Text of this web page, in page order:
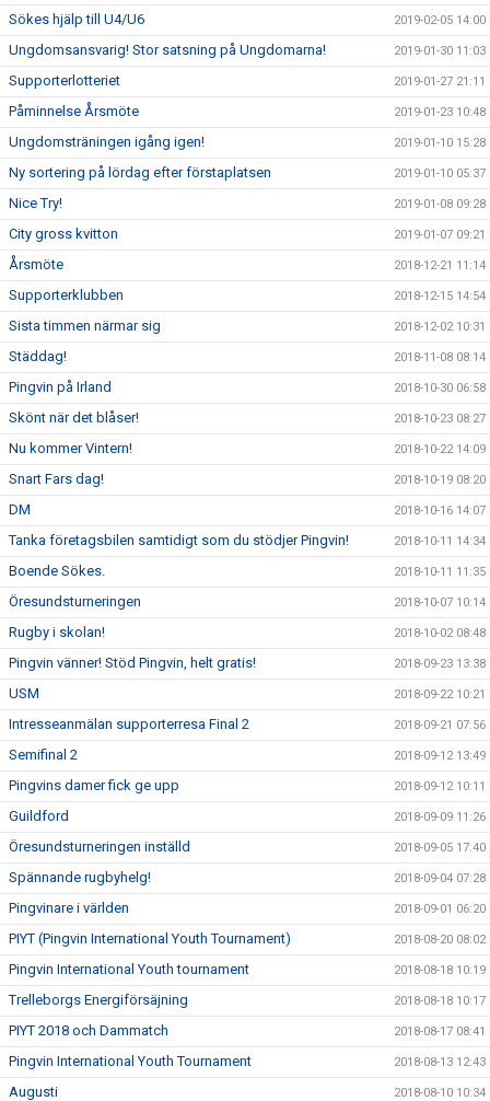
Sökes hjälp till U4/U6 2019-02-05 14:00
Ungdomsansvarig! Stor satsning på Ungdomarna! 2019-01-30 11:03
Supporterlotteriet 2019-01-27 21:11
Påminnelse Årsmöte 2019-01-23 10:48
Ungdomsträningen igång igen! 2019-01-10 15:28
Ny sortering på lördag efter förstaplatsen 2019-01-10 05:37
Nice Try! 2019-01-08 09:28
City gross kvitton 2019-01-07 09:21
Årsmöte 2018-12-21 11:14
Supporterklubben 2018-12-15 14:54
Sista timmen närmar sig 2018-12-02 10:31
Städdag! 2018-11-08 08:14
Pingvin på Irland 2018-10-30 06:58
Skönt när det blåser! 2018-10-23 08:27
Nu kommer Vintern! 2018-10-22 14:09
Snart Fars dag! 2018-10-19 08:20
DM 2018-10-16 14:07
Tanka företagsbilen samtidigt som du stödjer Pingvin! 2018-10-11 14:34
Boende Sökes. 2018-10-11 11:35
Öresundsturneringen 2018-10-07 10:14
Rugby i skolan! 2018-10-02 08:48
Pingvin vänner! Stöd Pingvin, helt gratis! 2018-09-23 13:38
USM 2018-09-22 10:21
Intresseanmälan supporterresa Final 2 2018-09-21 07:56
Semifinal 2 2018-09-12 13:49
Pingvins damer fick ge upp 2018-09-12 10:11
Guildford 2018-09-09 11:26
Öresundsturneringen inställd 2018-09-05 17:40
Spännande rugbyhelg! 2018-09-04 07:28
Pingvinare i världen 2018-09-01 06:20
PIYT (Pingvin International Youth Tournament) 2018-08-20 08:02
Pingvin International Youth tournament 2018-08-18 10:19
Trelleborgs Energiförsäjning 2018-08-18 10:17
PIYT 2018 och Dammatch 2018-08-17 08:41
Pingvin International Youth Tournament 2018-08-13 12:43
Augusti 2018-08-10 10:34